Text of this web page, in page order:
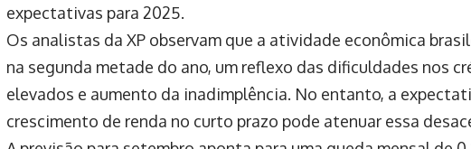
expectativas para 2025.
Os analistas da XP observam que a atividade econômica
na segunda metade do ano, um reflexo das dificuldades nos
elevados e aumento da inadimplência. No entanto, a
crescimento de renda no curto prazo pode atenuar essa